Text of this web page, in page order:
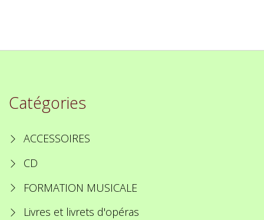
Catégories
ACCESSOIRES
CD
FORMATION MUSICALE
Livres et livrets d'opéras